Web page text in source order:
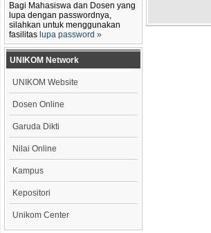
Bagi Mahasiswa dan Dosen yang
lupa dengan passwordnya,
silahkan untuk menggunakan
fasilitas lupa password »
UNIKOM Network
UNIKOM Website
Dosen Online
Garuda Dikti
Nilai Online
Kampus
Kepositori
Unikom Center